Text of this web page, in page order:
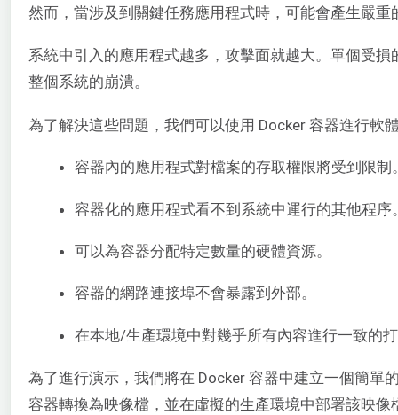
然而，當涉及到關鍵任務應用程式時，可能會產生嚴重
系統中引入的應用程式越多，攻擊面就越大。單個受損
整個系統的崩潰。
為了解決這些問題，我們可以使用 Docker 容器進行軟
容器內的應用程式對檔案的存取權限將受到限制
容器化的應用程式看不到系統中運行的其他程序
可以為容器分配特定數量的硬體資源。
容器的網路連接埠不會暴露到外部。
在本地/生產環境中對幾乎所有內容進行一致的
為了進行演示，我們將在 Docker 容器中建立一個簡單
容器轉換為映像檔，並在虛擬的生產環境中部署該映像